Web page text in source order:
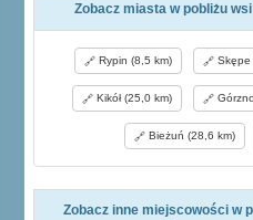
Zobacz miasta w pobliżu
Rypin (8,5 km) Skępe
Kikół (25,0 km)
Bieżuń (28,6 km)
Zobacz inne miejscowości w